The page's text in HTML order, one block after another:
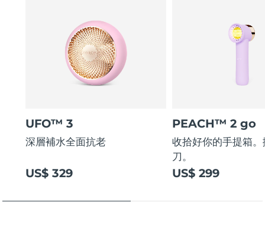
UFO™ 3
深層補水全面抗老
US$ 329
PEACH™ 2 go
收拾好你的手提箱
刀。
US$ 299